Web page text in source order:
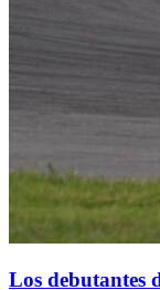
Los debutantes